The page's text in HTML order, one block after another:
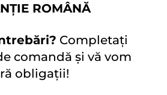
ROMÂNĂ
Completați
comandă și vă vom
obligații!